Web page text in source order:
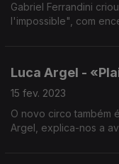
Gabriel Ferrandini
l'impossible", com
Luca Argel -
15 fev. 2023
O novo circo também
Argel, explica-nos a